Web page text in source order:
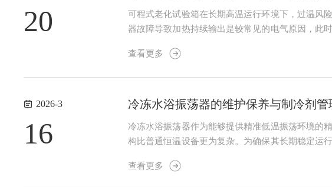
20
可程式老化试验箱在长期高温运行环境下，过温风
器故障导致加热持续输出是较常见的电气原因，此
速演变为全局过温。过温不仅会使测试样品超出老化
查看更多
2026-3
16
冷冻水浴振荡器的维护保养与制冷剂管
冷冻水浴振荡器作为能够提供精准低温振荡环境的
构比普通恒温设备更为复杂。为确保其长期稳定运
预防性工作的主体，应遵循由简至繁、由外及内的原
查看更多